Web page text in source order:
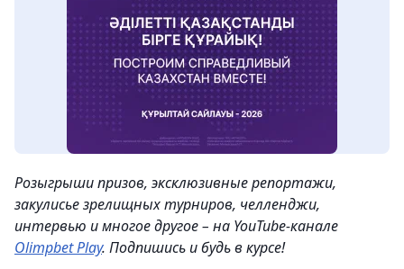
Розыгрыши призов, эксклюзивные репортажи,
закулисье зрелищных турниров, челленджи,
интервью и многое другое – на YouTube-канале
Olimpbet Play. Подпишись и будь в курсе!